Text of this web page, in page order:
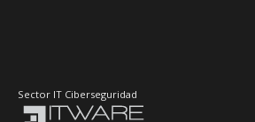
Sector IT Ciberseguridad